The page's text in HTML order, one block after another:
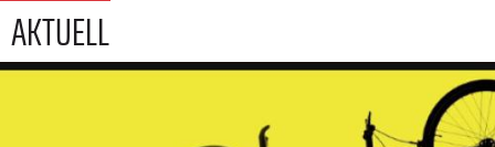
AKTUELL